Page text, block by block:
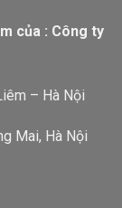
của : Công ty
– Hà Nội
Mai, Hà Nội